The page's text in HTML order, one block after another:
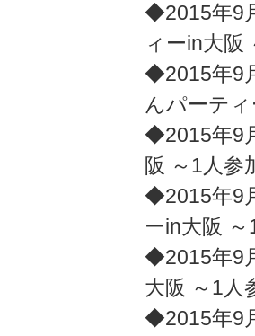
◆2015年9
ィーin大阪
◆2015年9
んパーテ
◆2015年9
阪 ～1人参
◆2015年9
ーin大阪
◆2015年9
大阪 ～1人
◆2015年9